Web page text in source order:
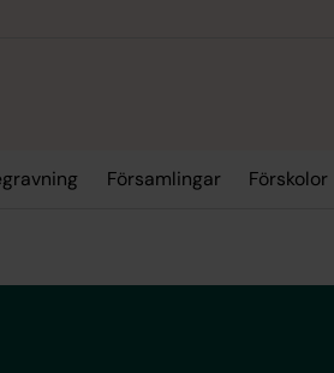
Församlingar Förskolor